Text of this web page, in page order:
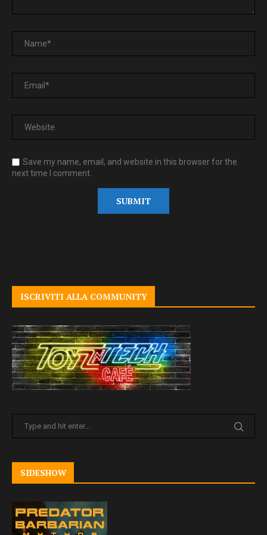
Save my name, email, and website in this browser for the
next time I comment.
ISCRIVITI ALLA COMMUNITY
SIDESHOW